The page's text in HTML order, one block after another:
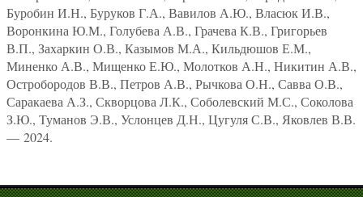
Буробин И.Н., Буруков Г.А., Вавилов А.Ю., Власюк И.В.,
Воронкина Ю.М., Голубева А.В., Грачева К.В., Григорьев
В.П., Захаркин О.В., Казымов М.А., Кильдюшов Е.М.,
Миненко А.В., Мищенко Е.Ю., Молотков А.Н., Никитин А.В.,
Остробородов В.В., Петров А.В., Рычкова О.Н., Савва О.В.,
Саракаева А.З., Скворцова Л.К., Соболевский М.С., Соколова
З.Ю., Туманов Э.В., Услонцев Д.Н., Цугуля С.В., Яковлев В.В.
— 2024.